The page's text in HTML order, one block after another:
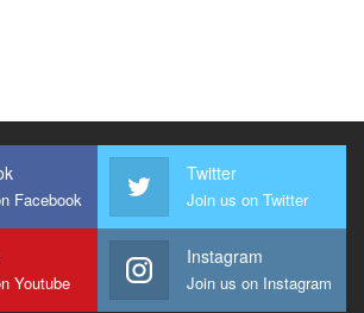
Facebook
Twitter
Join us on Twitter
Youtube
Instagram
Join us on Instagram